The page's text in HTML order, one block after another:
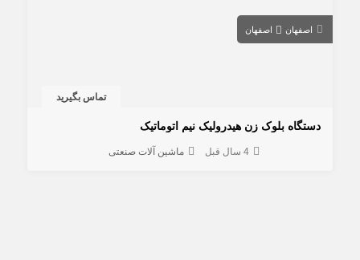
اصفهان اصفهان
تماس بگیرید
دستگاه بلوک زن هیدرولیک نیم اتوماتیک
4 سال قبل ماشین آلات صنعتی